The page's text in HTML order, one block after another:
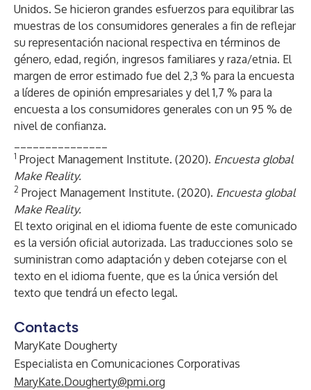
Unidos. Se hicieron grandes esfuerzos para equilibrar las
muestras de los consumidores generales a fin de reflejar
su representación nacional respectiva en términos de
género, edad, región, ingresos familiares y raza/etnia. El
margen de error estimado fue del 2,3 % para la encuesta
a líderes de opinión empresariales y del 1,7 % para la
encuesta a los consumidores generales con un 95 % de
nivel de confianza.
1 Project Management Institute. (2020). Encuesta global
Make Reality.
2 Project Management Institute. (2020). Encuesta global
Make Reality.
El texto original en el idioma fuente de este comunicado
es la versión oficial autorizada. Las traducciones solo se
suministran como adaptación y deben cotejarse con el
texto en el idioma fuente, que es la única versión del
texto que tendrá un efecto legal.
Contacts
MaryKate Dougherty
Especialista en Comunicaciones Corporativas
MaryKate.Dougherty@pmi.org